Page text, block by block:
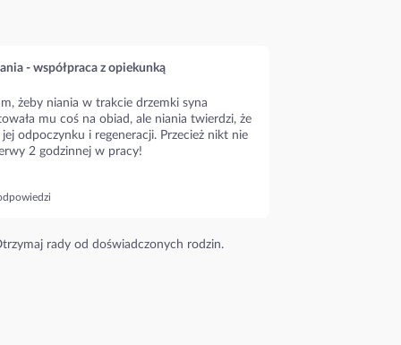
- współpraca z opiekunką
żeby niania w trakcie drzemki syna
mu coś na obiad, ale niania twierdzi, że
odpoczynku i regeneracji. Przecież nikt nie
2 godzinnej w pracy!
rady od doświadczonych rodzin.